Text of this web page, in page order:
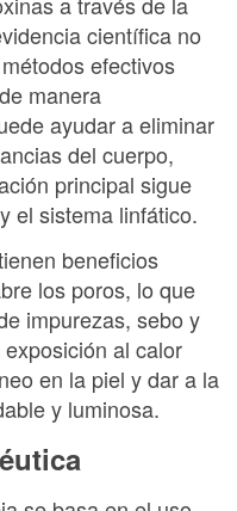
científica no
efectivos
manera
ayudar a eliminar
del cuerpo,
principal sigue
el sistema linfático.
beneficios
los poros, lo que
impurezas, sebo y
al calor
en la piel y dar a la
y luminosa.